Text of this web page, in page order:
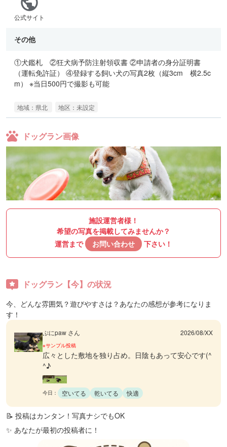
公式サイト
その他
①犬鑑札 ②狂犬病予防注射領収書 ②申請者の身分証明書
（運転免許証） ④登録する飼い犬の写真2枚（縦3cm 横2.5c
m） ※当日500円で撮影も可能
地域：県北 地区：未設定
ドッグラン画像
施設運営者様！
希望の写真を掲載してみませんか？
運営まで
お問い合わせ 下さい！
ドッグラン【今】の状況
今、どんな雰囲気？遊びやすさは？あなたの感想が参考になりま
す！
ぷにpaw さん 2026/08/XX
※サンプル投稿
広々とした敷地を独り占め。日陰もあって安心です(^
^♪
今日： 空いてる 乾いてる 快適
📝 投稿はカンタン！写真ナシでもOK
✨ あなたが最初の投稿者に！